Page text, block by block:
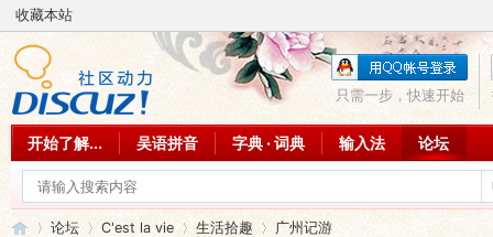
收藏本站
只需一步，快速开始
开始了解... 吴语拼音 字典 · 词典 输入法 论坛
论坛 C'est la vie 生活拾趣 广州记游